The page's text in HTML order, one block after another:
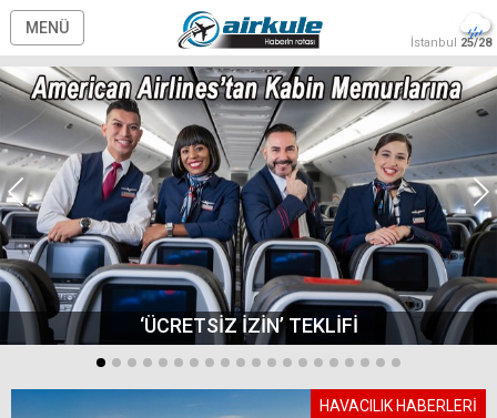
MENÜ
İstanbul 25/28
‘ÜCRETSİZ İZİN’ TEKLİFİ
HAVACILIK HABERLERİ